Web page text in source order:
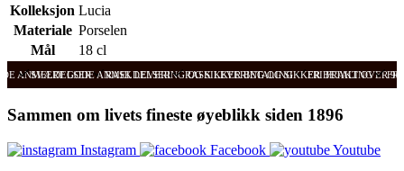
Kolleksjon Lucia
Materiale Porselen
Mål
18 cl
ANMELDELSER RASK LEVERING OG SIKKER BETALING FRI FRAKT OVER
SVÆRT GODE ANMELDELSER RASK LEVERING OG SIKKER BETALING
Sammen om livets fineste øyeblikk siden 1896
Instagram Facebook
Youtube